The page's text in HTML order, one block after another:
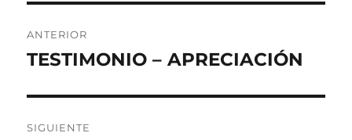
de
ANTERIOR
Entrada
TESTIMONIO – APRECIACIÓN
SIGUIENTE